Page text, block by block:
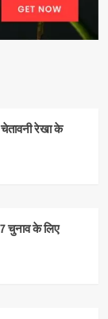
रेखा के
चुनाव के लिए